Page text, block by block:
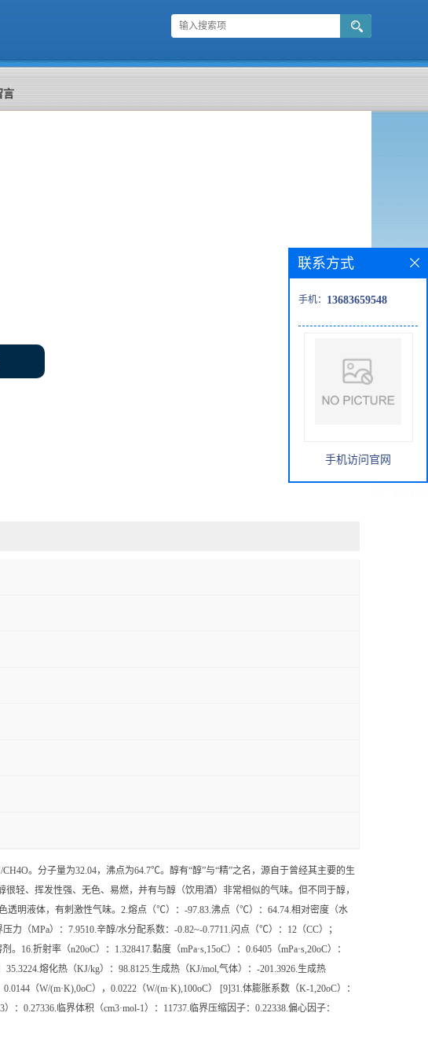
言
。分子量为32.04，沸点为64.7℃。醇有“醇”与“精”之名，源自于曾经其主要的生
轻、挥发性强、无色、易燃，并有与醇（饮用酒）非常相似的气味。但不同于醇，
明液体，有刺激性气味。2.熔点（℃）：-97.83.沸点（℃）：64.74.相对密度（水
（MPa）：7.9510.辛醇/水分配系数：-0.82~-0.7711.闪点（℃）：12（CC）；
折射率（n20oC）：1.328417.黏度（mPa·s,15oC）：0.6405（mPa·s,20oC）：
35.3224.熔化热（KJ/kg）：98.8125.生成热（KJ/mol,气体）：-201.3926.生成热
（W/(m·K),0oC），0.0222（W/(m·K),100oC） [9]31.体膨胀系数（K-1,20oC）：
0.27336.临界体积（cm3·mol-1）：11737.临界压缩因子：0.22338.偏心因子：
联系方式
手机： 13683659548
手机访问官网